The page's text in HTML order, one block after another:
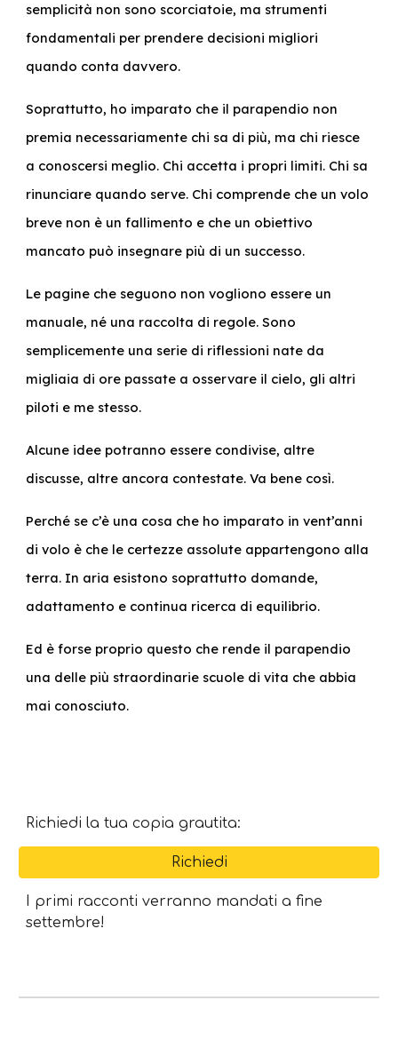
semplicità non sono scorciatoie, ma strumenti
fondamentali per prendere decisioni migliori
quando conta davvero.
Soprattutto, ho imparato che il parapendio non
premia necessariamente chi sa di più, ma chi riesce
a conoscersi meglio. Chi accetta i propri limiti. Chi sa
rinunciare quando serve. Chi comprende che un volo
breve non è un fallimento e che un obiettivo
mancato può insegnare più di un successo.
Le pagine che seguono non vogliono essere un
manuale, né una raccolta di regole. Sono
semplicemente una serie di riflessioni nate da
migliaia di ore passate a osservare il cielo, gli altri
piloti e me stesso.
Alcune idee potranno essere condivise, altre
discusse, altre ancora contestate. Va bene così.
Perché se c’è una cosa che ho imparato in vent’anni
di volo è che le certezze assolute appartengono alla
terra. In aria esistono soprattutto domande,
adattamento e continua ricerca di equilibrio.
Ed è forse proprio questo che rende il parapendio
una delle più straordinarie scuole di vita che abbia
mai conosciuto.
Richiedi la tua copia grautita:
Richiedi
I primi racconti verranno mandati a fine
settembre!